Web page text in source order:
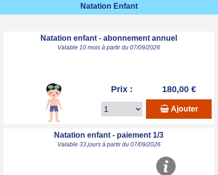
Natation Enfant
Natation enfant - abonnement annuel
Valable 10 mois à partir du 07/09/2026
Prix : 180,00 €
Ajouter
Natation enfant - paiement 1/3
Valable 33 jours à partir du 07/09/2026